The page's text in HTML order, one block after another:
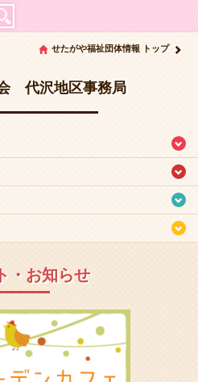
せたがや福祉団体情報 トップ
代沢地区事務局
・お知らせ